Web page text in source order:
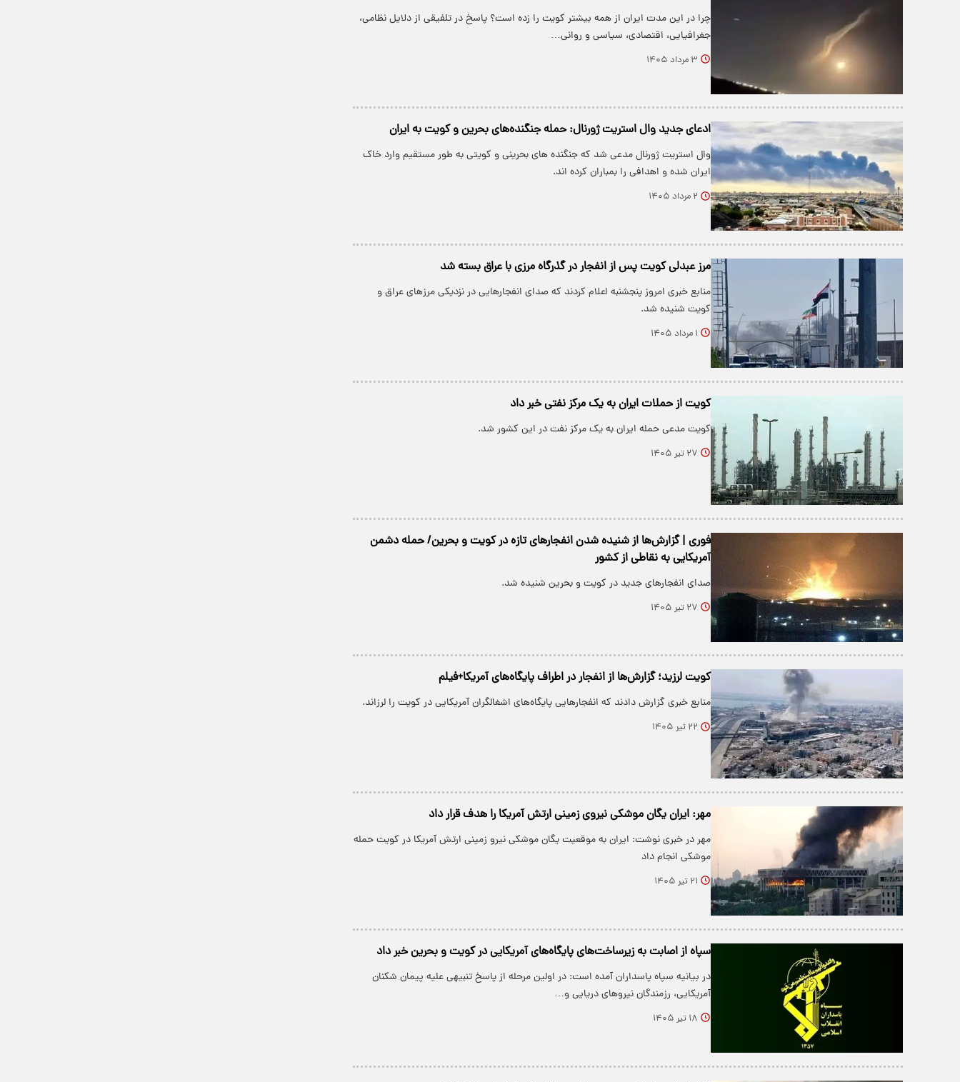
چرا در این مدت ایران از همه بیشتر کویت را زده است؟ پاسخ در تلفیقی از دلایل نظامی،
جغرافیایی، اقتصادی، سیاسی و روانی…
۳ مرداد ۱۴۰۵
ادعای جدید وال استریت ژورنال: حمله جنگنده‌های بحرین و کویت به ایران
وال استریت ژورنال مدعی شد که جنگنده های بحرینی و کویتی به طور مستقیم وارد خاک
ایران شده و اهدافی را بمباران کرده اند.
۲ مرداد ۱۴۰۵
مرز عبدلی کویت پس از انفجار در گذرگاه مرزی با عراق بسته شد
منابع خبری امروز پنجشنبه اعلام کردند که صدای انفجارهایی در نزدیکی مرزهای عراق و
کویت شنیده شد.
۱ مرداد ۱۴۰۵
کویت از حملات ایران به یک مرکز نفتی خبر داد
کویت مدعی حمله ایران به یک مرکز نفت در این کشور شد.
۲۷ تیر ۱۴۰۵
فوری | گزارش‌ها از شنیده شدن انفجارهای تازه در کویت و بحرین/ حمله دشمن
آمریکایی به نقاطی از کشور
صدای انفجارهای جدید در کویت و بحرین شنیده شد.
۲۷ تیر ۱۴۰۵
کویت لرزید؛ گزارش‌ها از انفجار در اطراف پایگاه‌های آمریکا+فیلم
منابع خبری گزارش دادند که انفجارهایی پایگاه‌های اشغالگران آمریکایی در کویت را لرزاند.
۲۲ تیر ۱۴۰۵
مهر: ایران یگان موشکی نیروی زمینی ارتش آمریکا را هدف قرار داد
مهر در خبری نوشت: ایران به موقعیت یگان موشکی نیرو زمینی ارتش آمریکا در کویت حمله
موشکی انجام داد
۲۱ تیر ۱۴۰۵
سپاه از اصابت به زیرساخت‌های پایگاه‌های آمریکایی در کویت و بحرین خبر داد
در بیانیه سپاه پاسداران آمده است: در اولین مرحله از پاسخ تنبیهی علیه پیمان شکنان
آمریکایی، رزمندگان نیروهای دریایی و…
۱۸ تیر ۱۴۰۵